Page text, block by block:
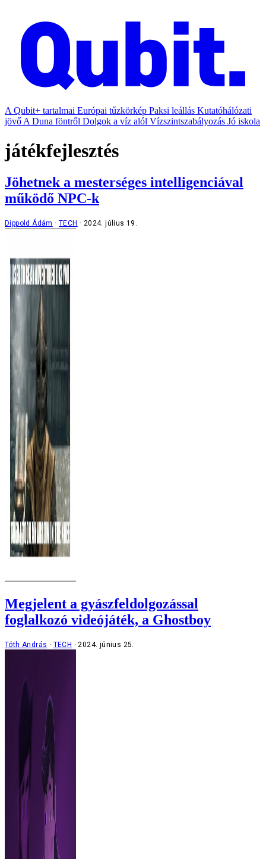
A Qubit+ tartalmai Európai tűzkörkép Paksi leállás Kutatóhálózati
jövő A Duna föntről Dolgok a víz alól Vízszintszabályozás Jó iskola
játékfejlesztés
Jöhetnek a mesterséges intelligenciával
működő NPC-k
Dippold Ádám TECH 2024. július 19.
Megjelent a gyászfeldolgozással
foglalkozó videójáték, a Ghostboy
Tóth András TECH 2024. június 25.